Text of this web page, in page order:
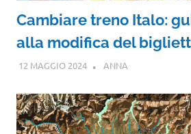
Cambiare treno Italo:
alla modifica del
12 MAGGIO 2024 ANNA